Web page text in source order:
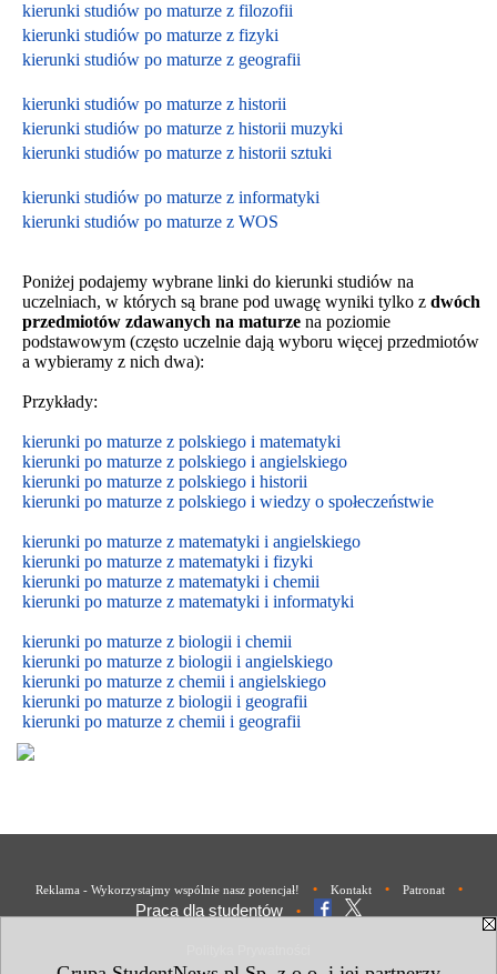
kierunki studiów po maturze z filozofii
kierunki studiów po maturze z fizyki
kierunki studiów po maturze z geografii
kierunki studiów po maturze z historii
kierunki studiów po maturze z historii muzyki
kierunki studiów po maturze z historii sztuki
kierunki studiów po maturze z informatyki
kierunki studiów po maturze z WOS
Poniżej podajemy wybrane linki do kierunki studiów na
uczelniach, w których są brane pod uwagę wyniki tylko z dwóch
przedmiotów zdawanych na maturze na poziomie
podstawowym (często uczelnie dają wyboru więcej przedmiotów
a wybieramy z nich dwa):
Przykłady:
kierunki po maturze z polskiego i matematyki
kierunki po maturze z polskiego i angielskiego
kierunki po maturze z polskiego i historii
kierunki po maturze z polskiego i wiedzy o społeczeństwie
kierunki po maturze z matematyki i angielskiego
kierunki po maturze z matematyki i fizyki
kierunki po maturze z matematyki i chemii
kierunki po maturze z matematyki i informatyki
kierunki po maturze z biologii i chemii
kierunki po maturze z biologii i angielskiego
kierunki po maturze z chemii i angielskiego
kierunki po maturze z biologii i geografii
kierunki po maturze z chemii i geografii
Reklama - Wykorzystajmy wspólnie nasz potencjał! • Kontakt • Patronat •
Praca dla studentów •